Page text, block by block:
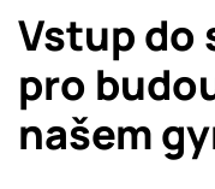
Vstup do
pro
našem